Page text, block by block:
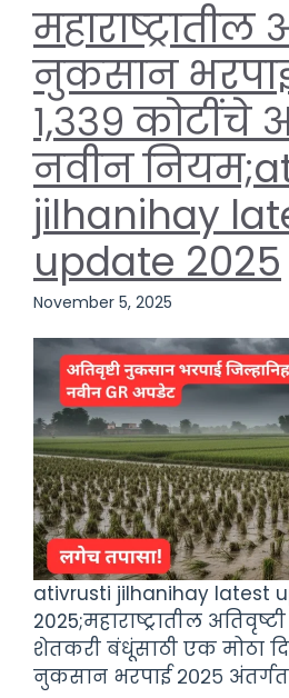
महाराष्‍ट्रातील
नुकसान
१,३३९ कोटींचे
नवीन
jilhanihay
update 2025
November 5, 2025
ativrusti jilhanihay latest
2025;महाराष्ट्रातील
शेतकरी बंधूंसाठी एक मोठा
नुकसान भरपाई २०२५